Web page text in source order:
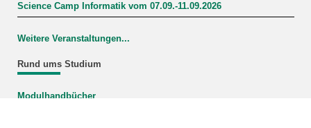
Science Camp Informatik vom 07.09.-11.09.2026
Weitere Veranstaltungen...
Rund ums Studium
Modulhandbücher